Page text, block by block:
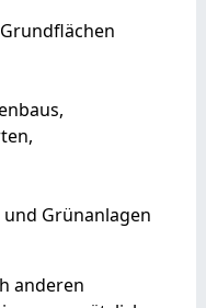
und Grünanlagen
anderen